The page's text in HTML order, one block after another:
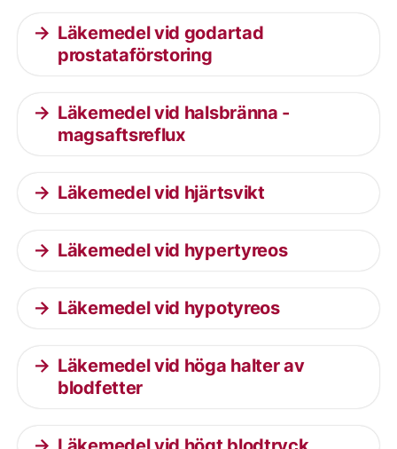
Läkemedel vid godartad
prostataförstoring
Läkemedel vid halsbränna -
magsaftsreflux
Läkemedel vid hjärtsvikt
Läkemedel vid hypertyreos
Läkemedel vid hypotyreos
Läkemedel vid höga halter av
blodfetter